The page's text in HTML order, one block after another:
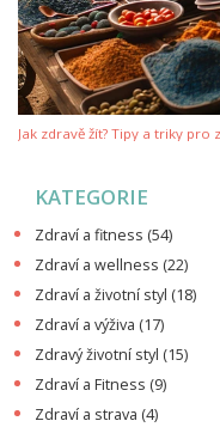
Jak zdravě žít? Tipy a triky
KATEGORIE
Zdraví a fitness (54)
Zdraví a wellness (22)
Zdraví a životní styl (18)
Zdraví a výživa (17)
Zdravý životní styl (15)
Zdraví a Fitness (9)
Zdraví a strava (4)